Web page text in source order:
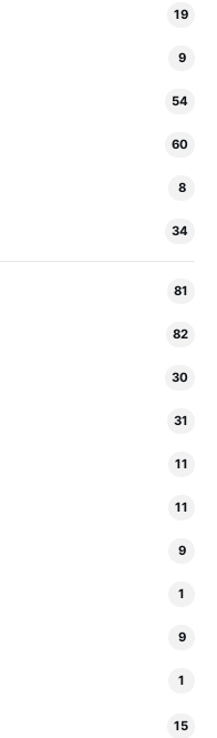
19
9
54
60
8
34
81
82
30
31
11
11
9
1
9
1
15